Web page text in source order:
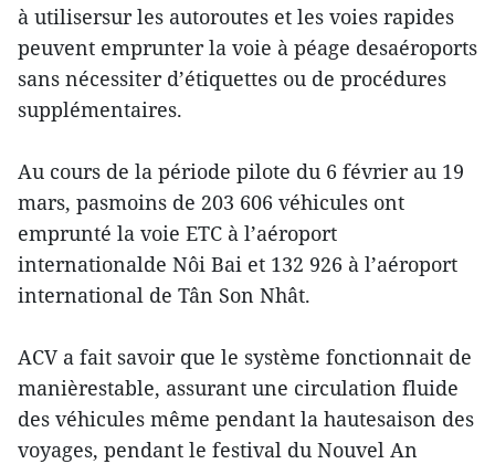
à utilisersur les autoroutes et les voies rapides
peuvent emprunter la voie à péage desaéroports
sans nécessiter d’étiquettes ou de procédures
supplémentaires.
Au cours de la période pilote du 6 février au 19
mars, pasmoins de 203 606 véhicules ont
emprunté la voie ETC à l’aéroport
internationalde Nôi Bai et 132 926 à l’aéroport
international de Tân Son Nhât.
ACV a fait savoir que le système fonctionnait de
manièrestable, assurant une circulation fluide
des véhicules même pendant la hautesaison des
voyages, pendant le festival du Nouvel An